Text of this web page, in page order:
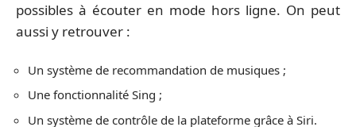
possibles à écouter en mode hors ligne. On peut
aussi y retrouver :
Un système de recommandation de musiques ;
Une fonctionnalité Sing ;
Un système de contrôle de la plateforme grâce à Siri.